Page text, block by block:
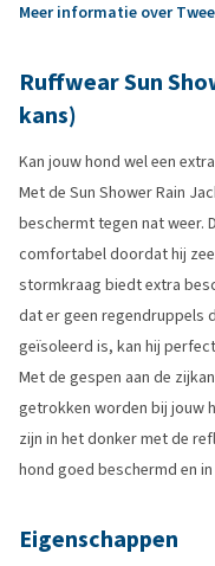
Meer informatie over
Ruffwear Sun
kans)
Kan jouw hond wel een
Met de Sun Shower Rain
beschermt tegen nat weer.
comfortabel doordat hij
stormkraag biedt extra
dat er geen regendruppels
geïsoleerd is, kan hij
Met de gespen aan de
getrokken worden bij jouw
zijn in het donker met de
hond goed beschermd en
Eigenschappen